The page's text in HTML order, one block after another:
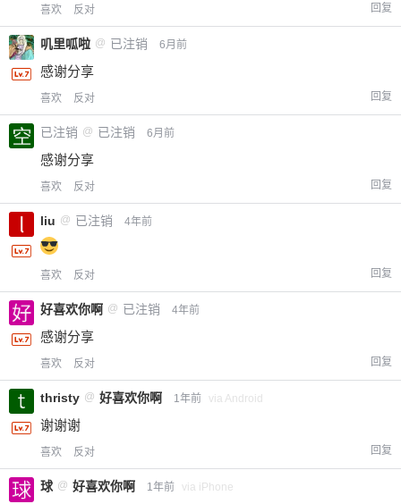
喜欢 反对 回复
叽里呱啦 @ 已注销 6月前
感谢分享
喜欢 反对 回复
已注销 @ 已注销 6月前
感谢分享
喜欢 反对 回复
liu @ 已注销 4年前
喜欢 反对 回复
好喜欢你啊 @ 已注销 4年前
感谢分享
喜欢 反对 回复
thristy @ 好喜欢你啊 1年前 via Android
谢谢谢
喜欢 反对 回复
球 @ 好喜欢你啊 1年前 via iPhone